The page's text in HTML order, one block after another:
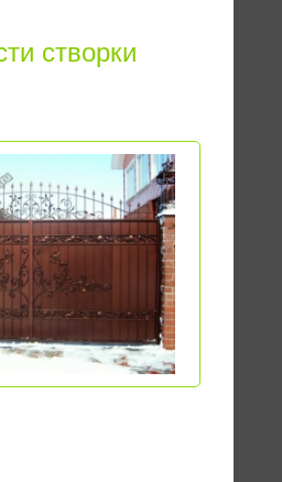
створки